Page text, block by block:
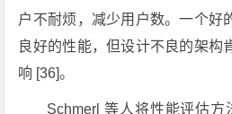
户不耐烦，减少用户数。一个好
良好的性能，但设计不良的架构
响 [36]。
Schmerl 等人将性能评估方